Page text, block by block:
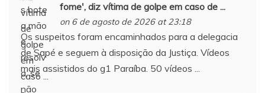
fome', diz vítima de golpe em caso de ...
on 6 de agosto de 2026 at 23:18
Os suspeitos foram encaminhados para a delegacia
de Sapé e seguem à disposição da Justiça. Vídeos
mais assistidos do g1 Paraíba. 50 vídeos ...